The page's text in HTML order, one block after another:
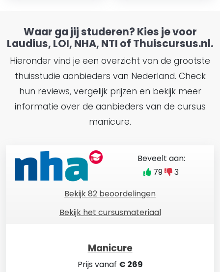
Waar ga jij studeren? Kies je voor
Laudius, LOI, NHA, NTI of Thuiscursus.nl.
Hieronder vind je een overzicht van de grootste
thuisstudie aanbieders van Nederland. Check
hun reviews, vergelijk prijzen en bekijk meer
informatie over de aanbieders van de cursus
manicure.
Bekijk 82 beoordelingen
Beveelt aan:
79
3
Bekijk het cursusmateriaal
Manicure
Prijs vanaf € 269